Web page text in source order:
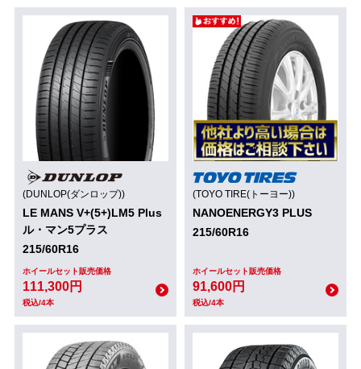
(DUNLOP(ダンロップ))
LE MANS V+(5+)LM5 Plus
ル・マン5プラス
215/60R16
ホイールセット販売価格
111,300円
税込/4本
(TOYO TIRE(トーヨー))
NANOENERGY3 PLUS
215/60R16
ホイールセット販売価格
91,600円
税込/4本